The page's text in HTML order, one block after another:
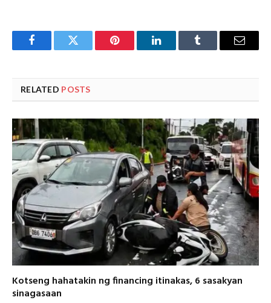
FacebookTwitter Pinterest LinkedInTumblr Email
RELATED POSTS
Kotseng hahatakin ng financing itinakas, 6 sasakyan
sinagasaan